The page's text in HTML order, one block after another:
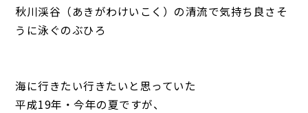
秋川渓谷（あきがわけいこく）の清流で気持ち良さそ
うに泳ぐのぶひろ
海に行きたい行きたいと思っていた
平成19年・今年の夏ですが、